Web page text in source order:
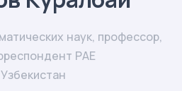
наук, профессор,
РАЕ
Узбекистан